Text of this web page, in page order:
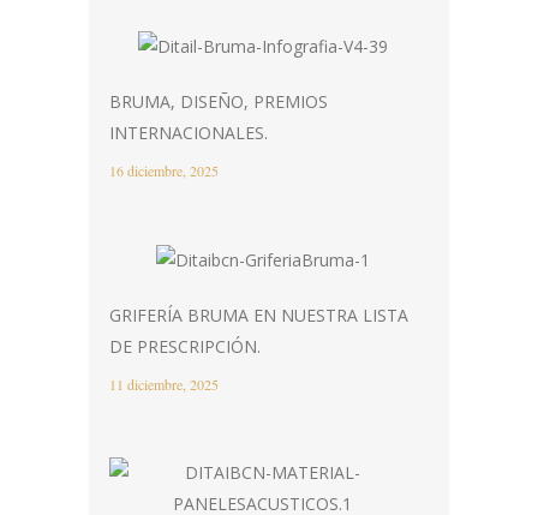
BRUMA, DISEÑO, PREMIOS
INTERNACIONALES.
16 diciembre, 2025
GRIFERÍA BRUMA EN NUESTRA LISTA
DE PRESCRIPCIÓN.
11 diciembre, 2025